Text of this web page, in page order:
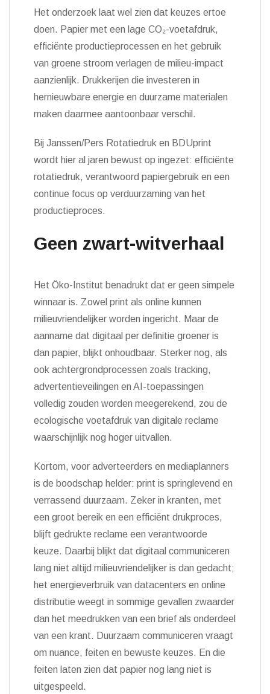
Het onderzoek laat wel zien dat keuzes ertoe
doen. Papier met een lage CO₂-voetafdruk,
efficiënte productieprocessen en het gebruik
van groene stroom verlagen de milieu-impact
aanzienlijk. Drukkerijen die investeren in
hernieuwbare energie en duurzame materialen
maken daarmee aantoonbaar verschil.
Bij Janssen/Pers Rotatiedruk en BDUprint
wordt hier al jaren bewust op ingezet: efficiënte
rotatiedruk, verantwoord papiergebruik en een
continue focus op verduurzaming van het
productieproces.
Geen zwart-witverhaal
Het Öko-Institut benadrukt dat er geen simpele
winnaar is. Zowel print als online kunnen
milieuvriendelijker worden ingericht. Maar de
aanname dat digitaal per definitie groener is
dan papier, blijkt onhoudbaar. Sterker nog, als
ook achtergrondprocessen zoals tracking,
advertentieveilingen en AI-toepassingen
volledig zouden worden meegerekend, zou de
ecologische voetafdruk van digitale reclame
waarschijnlijk nog hoger uitvallen.
Kortom, voor adverteerders en mediaplanners
is de boodschap helder: print is springlevend en
verrassend duurzaam. Zeker in kranten, met
een groot bereik en een efficiënt drukproces,
blijft gedrukte reclame een verantwoorde
keuze. Daarbij blijkt dat digitaal communiceren
lang niet altijd milieuvriendelijker is dan gedacht;
het energieverbruik van datacenters en online
distributie weegt in sommige gevallen zwaarder
dan het meedrukken van een brief als onderdeel
van een krant. Duurzaam communiceren vraagt
om nuance, feiten en bewuste keuzes. En die
feiten laten zien dat papier nog lang niet is
uitgespeeld.